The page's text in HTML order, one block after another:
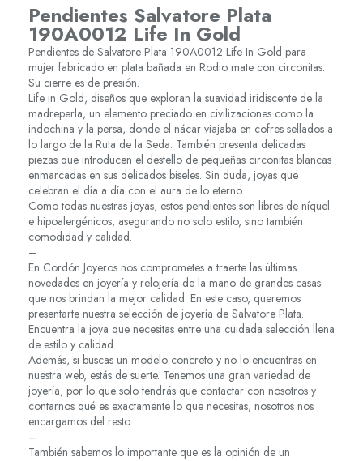
Pendientes Salvatore Plata
190A0012 Life In Gold
Pendientes de Salvatore Plata 190A0012 Life In Gold para
mujer fabricado en plata bañada en Rodio mate con circonitas.
Su cierre es de presión.
Life in Gold, diseños que exploran la suavidad iridiscente de la
madreperla, un elemento preciado en civilizaciones como la
indochina y la persa, donde el nácar viajaba en cofres sellados a
lo largo de la Ruta de la Seda. También presenta delicadas
piezas que introducen el destello de pequeñas circonitas blancas
enmarcadas en sus delicados biseles. Sin duda, joyas que
celebran el día a día con el aura de lo eterno.
Como todas nuestras joyas, estos pendientes son libres de níquel
e hipoalergénicos, asegurando no solo estilo, sino también
comodidad y calidad.
–
En Cordón Joyeros nos comprometes a traerte las últimas
novedades en joyería y relojería de la mano de grandes casas
que nos brindan la mejor calidad. En este caso, queremos
presentarte nuestra selección de joyería de Salvatore Plata.
Encuentra la joya que necesitas entre una cuidada selección llena
de estilo y calidad.
Además, si buscas un modelo concreto y no lo encuentras en
nuestra web, estás de suerte. Tenemos una gran variedad de
joyería, por lo que solo tendrás que contactar con nosotros y
contarnos qué es exactamente lo que necesitas; nosotros nos
encargamos del resto.
–
También sabemos lo importante que es la opinión de un